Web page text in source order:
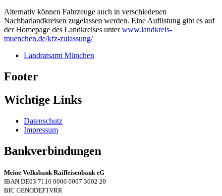
Alternativ können Fahrzeuge auch in verschiedenen
Nachbarlandkreisen zugelassen werden. Eine Auflistung gibt es auf
der Homepage des Landkreises unterwww.landkreis-
muenchen.de/kfz-zulassung/
Landratsamt München
Footer
Wichtige Links
Datenschutz
Impressum
Bankverbindungen
Meine Volksbank Raiffeisenbank eG
IBAN DE03 7116 0000 0007 3002 20
BIC GENODEF1VRR